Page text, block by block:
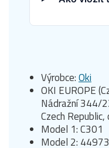
Výrobce:Oki
OKI EUROPE
Nádražní 344/
Czech
Model 1: C301
Model 2: